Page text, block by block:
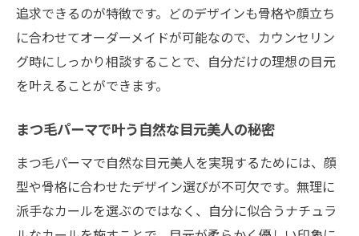
追求できるのが特徴です。どのデザインも骨格や顔立ち
に合わせてオーダーメイドが可能なので、カウンセリン
グ時にしっかり相談することで、自分だけの理想の目元
を叶えることができます。
まつ毛パーマで叶う自然な目元美人の秘密
まつ毛パーマで自然な目元美人を実現するためには、顔
型や骨格に合わせたデザイン選びが不可欠です。無理に
派手なカールを選ぶのではなく、自分に似合うナチュラ